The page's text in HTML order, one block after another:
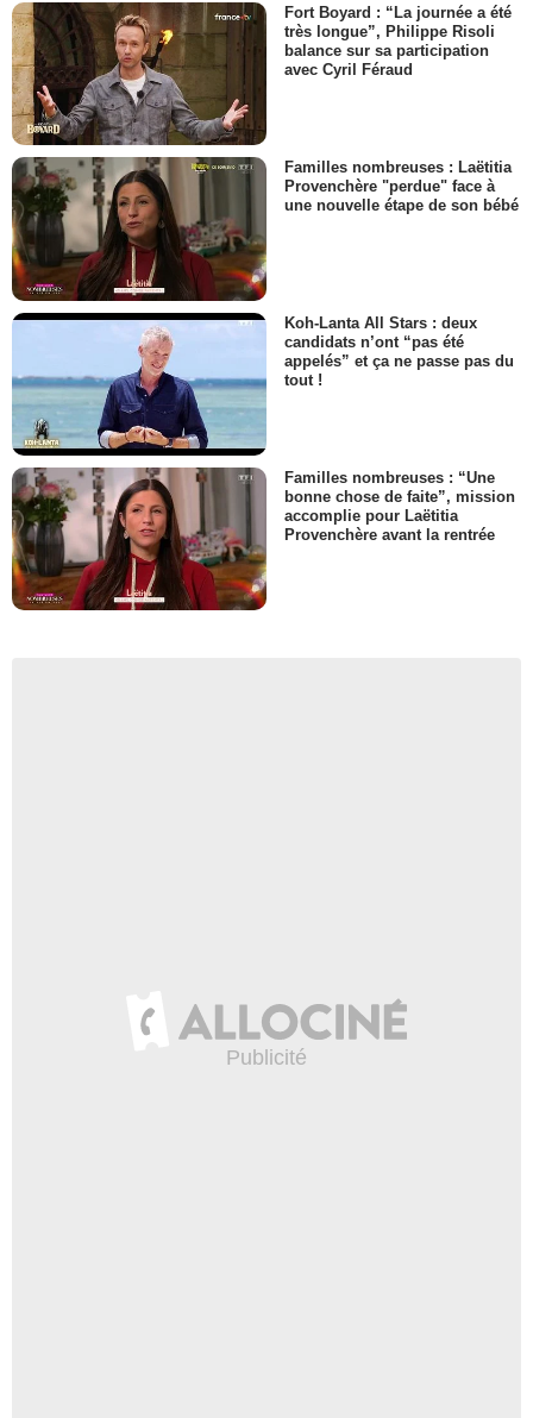
Fort Boyard : “La journée a été
très longue”, Philippe Risoli
balance sur sa participation
avec Cyril Féraud
Familles nombreuses : Laëtitia
Provenchère "perdue" face à
une nouvelle étape de son bébé
Koh-Lanta All Stars : deux
candidats n’ont “pas été
appelés” et ça ne passe pas du
tout !
Familles nombreuses : “Une
bonne chose de faite”, mission
accomplie pour Laëtitia
Provenchère avant la rentrée